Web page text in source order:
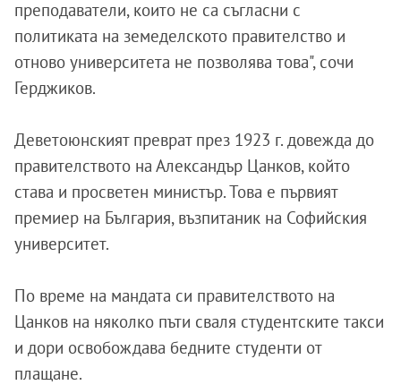
преподаватели, които не са съгласни с
политиката на земеделското правителство и
отново университета не позволява това", сочи
Герджиков.
Деветоюнският преврат през 1923 г. довежда до
правителството на Александър Цанков, който
става и просветен министър. Това е първият
премиер на България, възпитаник на Софийския
университет.
По време на мандата си правителството на
Цанков на няколко пъти сваля студентските такси
и дори освобождава бедните студенти от
плащане.